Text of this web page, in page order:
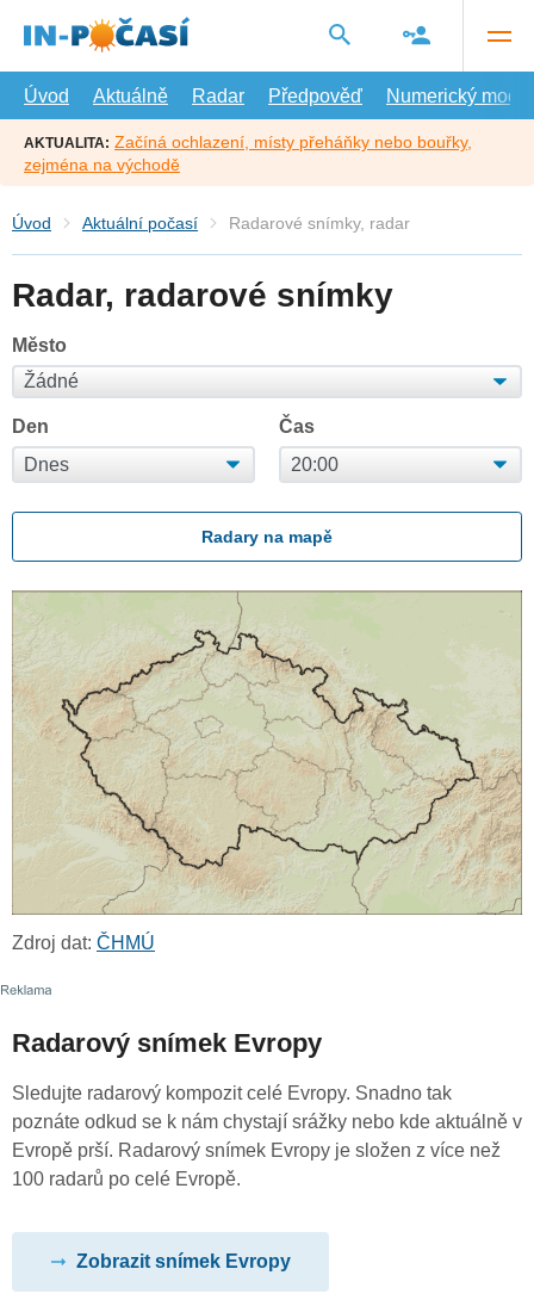
hlavní
Úvod
Aktuálně Radar Předpověď Numerický model
AKTUALITA: Začíná ochlazení, místy přeháňky nebo bouřky,
zejména na východě
Úvod Aktuální počasí Radarové snímky, radar
Radar, radarové snímky
Město
Den Čas
Radary na mapě
Zdroj dat: ČHMÚ
Radarový snímek Evropy
Sledujte radarový kompozit celé Evropy. Snadno tak
poznáte odkud se k nám chystají srážky nebo kde aktuálně v
Evropě prší. Radarový snímek Evropy je složen z více než
100 radarů po celé Evropě.
Zobrazit snímek Evropy